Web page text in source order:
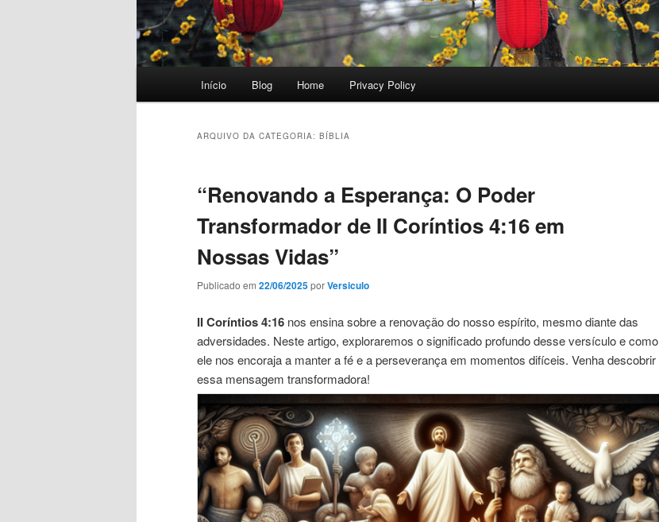
Início Blog Home Privacy Policy
ARQUIVO DA CATEGORIA: BÍBLIA
“Renovando a Esperança: O Poder
Transformador de II Coríntios 4:16 em
Nossas Vidas”
Publicado em 22/06/2025porVersiculo
II Coríntios 4:16 nos ensina sobre a renovação do nosso espírito, mesmo diante das
adversidades. Neste artigo, exploraremos o significado profundo desse versículo e como
ele nos encoraja a manter a fé e a perseverança em momentos difíceis. Venha descobrir
essa mensagem transformadora!